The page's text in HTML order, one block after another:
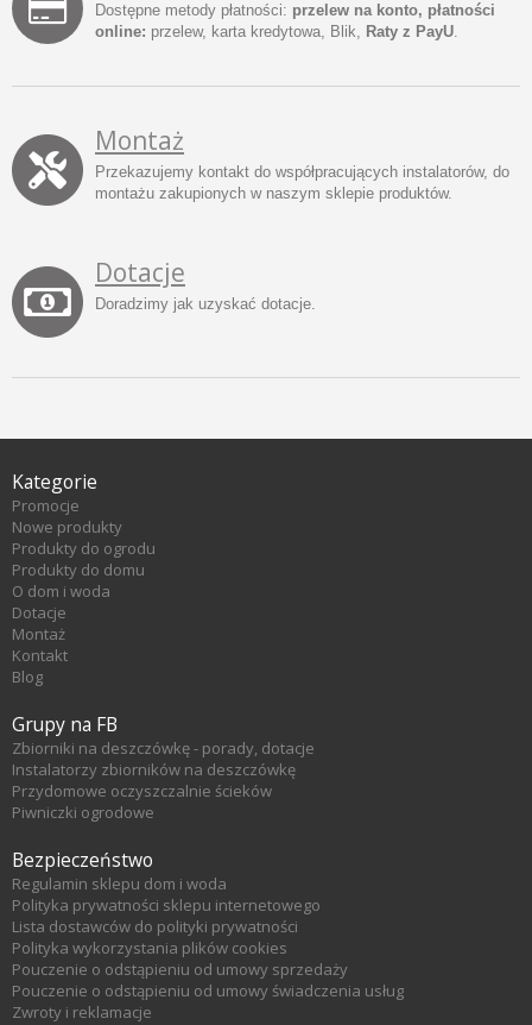
Dostępne metody płatności: przelew na konto, płatności
online: przelew, karta kredytowa, Blik, Raty z PayU.
Montaż
Przekazujemy kontakt do współpracujących instalatorów, do
montażu zakupionych w naszym sklepie produktów.
Dotacje
Doradzimy jak uzyskać dotacje.
Kategorie
Promocje
Nowe produkty
Produkty do ogrodu
Produkty do domu
O dom i woda
Dotacje
Montaż
Kontakt
Blog
Grupy na FB
Zbiorniki na deszczówkę - porady, dotacje
Instalatorzy zbiorników na deszczówkę
Przydomowe oczyszczalnie ścieków
Piwniczki ogrodowe
Bezpieczeństwo
Regulamin sklepu dom i woda
Polityka prywatności sklepu internetowego
Lista dostawców do polityki prywatności
Polityka wykorzystania plików cookies
Pouczenie o odstąpieniu od umowy sprzedaży
Pouczenie o odstąpieniu od umowy świadczenia usług
Zwroty i reklamacje